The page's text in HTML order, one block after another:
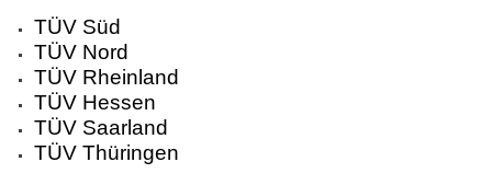
TÜV Süd
TÜV Nord
TÜV Rheinland
TÜV Hessen
TÜV Saarland
TÜV Thüringen